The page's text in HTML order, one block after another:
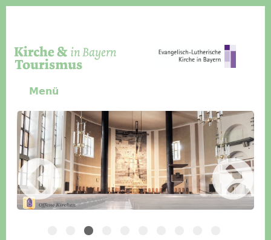
Menü
Slider Icon
Bild
Häuser für Gruppen